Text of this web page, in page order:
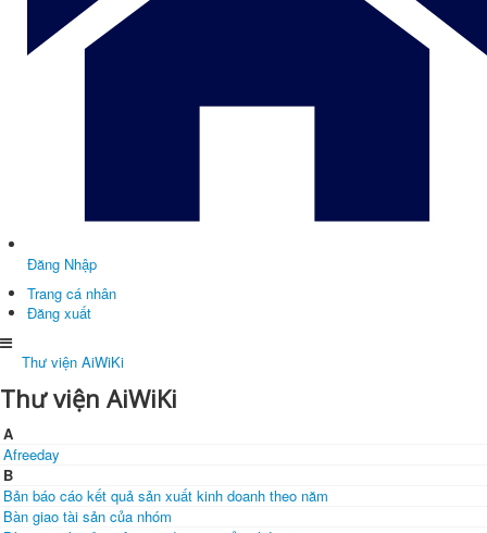
Đăng Nhập
Trang cá nhân
Đăng xuất
Thư viện AiWiKi
Thư viện AiWiKi
A
Afreeday
B
Bản báo cáo kết quả sản xuất kinh doanh theo năm
Bàn giao tài sản của nhóm